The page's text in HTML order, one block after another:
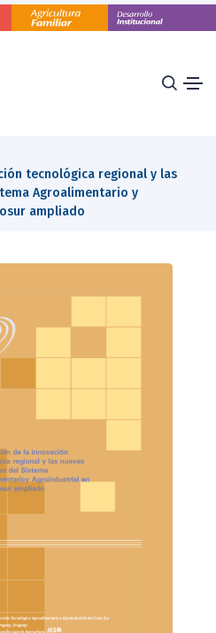
tecnológica regional y las
Agroalimentario y
ampliado